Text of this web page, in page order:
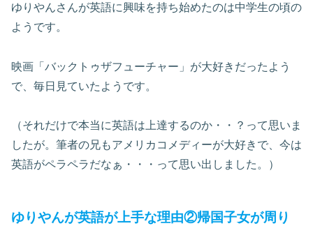
ゆりやんさんが英語に興味を持ち始めたのは中学生の頃の
ようです。
映画「バックトゥザフューチャー」が大好きだったよう
で、毎日見ていたようです。
（それだけで本当に英語は上達するのか・・？って思いま
したが。筆者の兄もアメリカコメディーが大好きで、今は
英語がペラペラだなぁ・・・って思い出しました。）
ゆりやんが英語が上手な理由②帰国子女が周り